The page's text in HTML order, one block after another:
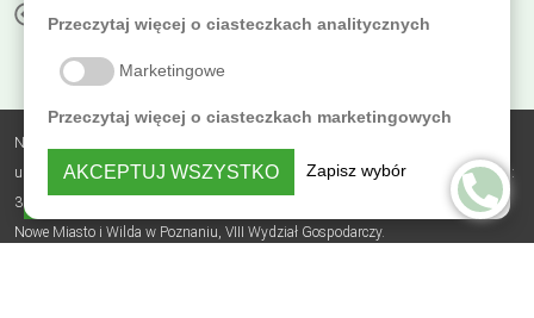
JAK ZROBIĆ SZARE DREWNO?
Nobless Polska Zbigniew Sierzputowski Sp. k.,
ul. Skrajna 3B, Sierosław, 62-080 Tarnowo Podgórne, NIP: 7831742179, REGON:
364482735, BDO: 000305723, nr KRS: 0000618619, Sąd Rejonowy Poznań -
Nowe Miasto i Wilda w Poznaniu, VIII Wydział Gospodarczy.
PRYWATNOŚĆ
Przeczytaj więcej o ciasteczkach analitycznych
Marketingowe
Przeczytaj więcej o ciasteczkach marketingowych
AKCEPTUJ WSZYSTKO Zapisz wybór